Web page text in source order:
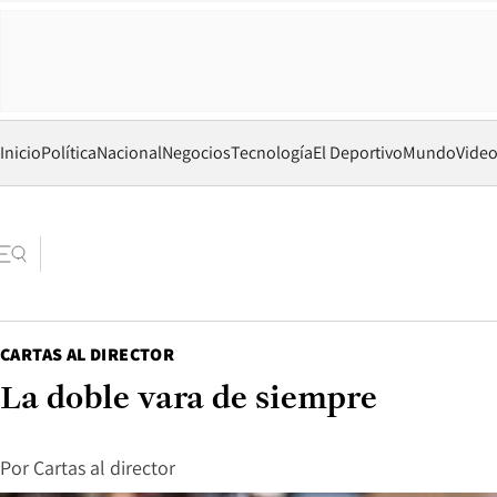
InicioPolíticaNacionalNegociosTecnologíaEl DeportivoMundo
CARTAS AL DIRECTOR
La doble vara de siempre
Por Cartas al director